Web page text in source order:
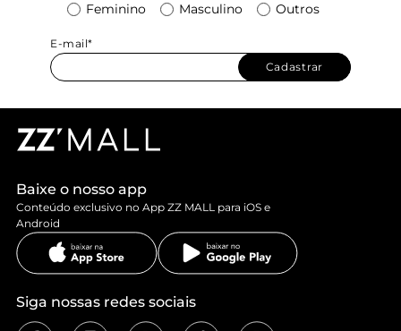
Feminino Masculino Outros
E-mail*
Cadastrar
Baixe o nosso app
Conteúdo exclusivo no App ZZ MALL para iOS e
Android
Siga nossas redes sociais